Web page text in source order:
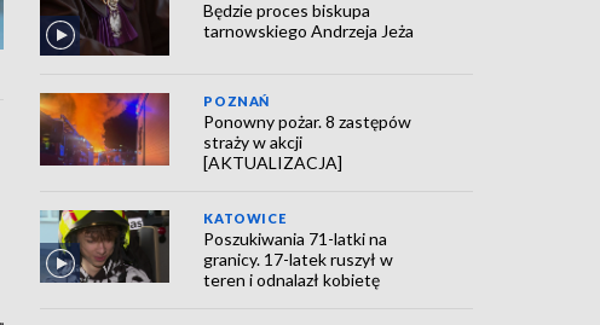
Będzie proces biskupa
tarnowskiego Andrzeja Jeża
POZNAŃ
Ponowny pożar. 8 zastępów
straży w akcji
[AKTUALIZACJA]
KATOWICE
Poszukiwania 71-latki na
granicy. 17-latek ruszył w
teren i odnalazł kobietę